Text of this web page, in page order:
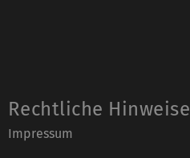
Rechtliche Hinweise
Impressum